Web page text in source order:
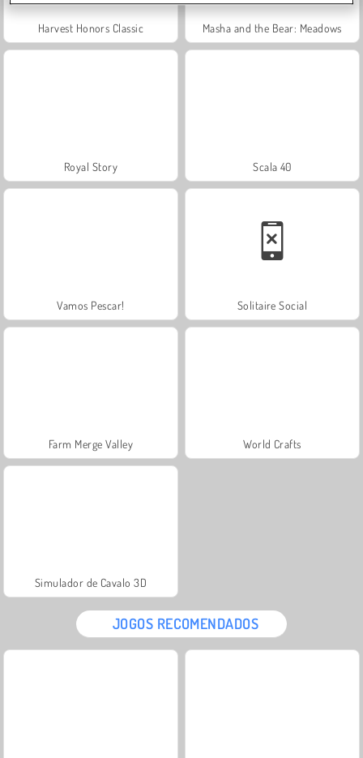
Harvest Honors Classic Masha and the Bear: Meadows
Royal Story Scala 40
Vamos Pescar! Solitaire Social
Farm Merge Valley World Crafts
Simulador de Cavalo 3D
JOGOS RECOMENDADOS